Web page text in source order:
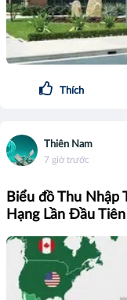
Thích
Thiên Nam
7 giờ trước
Biểu đồ Thu Nhập
Hạng Lần Đầu Tiên